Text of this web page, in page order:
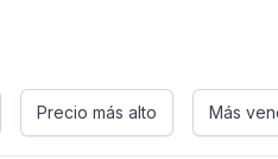
Precio más alto Más